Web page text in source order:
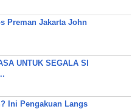
Preman Jakarta John
UNTUK SEGALA SI
Ini Pengakuan Langs